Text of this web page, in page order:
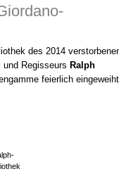
des 2014
Regisseurs Ralph
feierlich